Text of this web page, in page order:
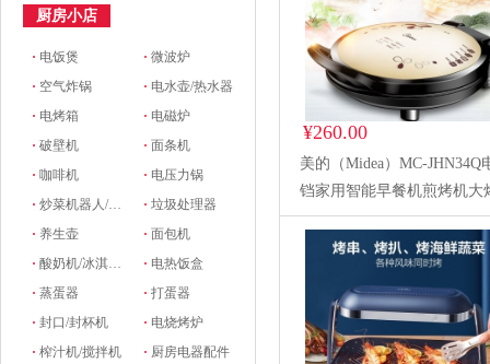
厨房小店
· 电饭煲 ·微波炉
· 空气炸锅 · 电水壶/热水器
· 电烤箱 · 电磁炉
·破壁机 ·面条机
·咖啡机 · 电压力锅
·炒菜机器人/料理机 ·垃圾处理器
· 养生壶 ·面包机
·酸奶机/冰淇淋机 · 电热饭盒
·蒸蛋器 ·打蛋器
·封口/封杯机 · 电烧烤炉
·榨汁机/搅拌机 · 厨房电器配件
¥260.00
美的（Midea）MC-JHN34Q
铛家用智能早餐机煎烤机大
烙饼机三明治机早餐机博饼